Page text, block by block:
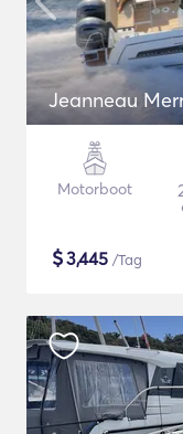
Jeanneau
Motorboot
$3,445 /Tag